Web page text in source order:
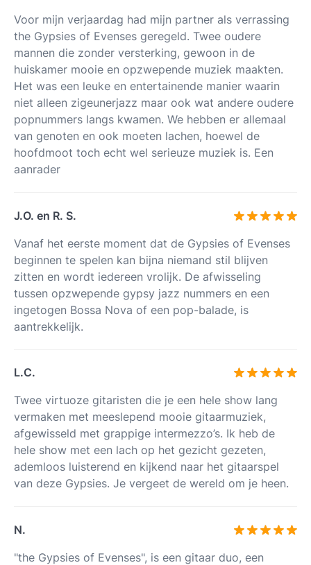
Voor mijn verjaardag had mijn partner als verrassing
the Gypsies of Evenses geregeld. Twee oudere
mannen die zonder versterking, gewoon in de
huiskamer mooie en opzwepende muziek maakten.
Het was een leuke en entertainende manier waarin
niet alleen zigeunerjazz maar ook wat andere oudere
popnummers langs kwamen. We hebben er allemaal
van genoten en ook moeten lachen, hoewel de
hoofdmoot toch echt wel serieuze muziek is. Een
aanrader
J.O. en R. S.
Vanaf het eerste moment dat de Gypsies of Evenses
beginnen te spelen kan bijna niemand stil blijven
zitten en wordt iedereen vrolijk. De afwisseling
tussen opzwepende gypsy jazz nummers en een
ingetogen Bossa Nova of een pop-balade, is
aantrekkelijk.
L.C.
Twee virtuoze gitaristen die je een hele show lang
vermaken met meeslepend mooie gitaarmuziek,
afgewisseld met grappige intermezzo’s. Ik heb de
hele show met een lach op het gezicht gezeten,
ademloos luisterend en kijkend naar het gitaarspel
van deze Gypsies. Je vergeet de wereld om je heen.
N.
"the Gypsies of Evenses", is een gitaar duo, een